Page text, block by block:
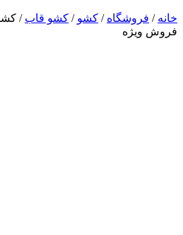
خانه / فروشگاه / کشو / کشو قاب / کشو
فروش ویژه